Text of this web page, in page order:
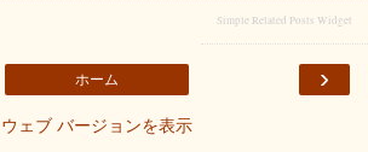
Simple Related Posts Widget
›
ホーム
ウェブ バージョンを表示